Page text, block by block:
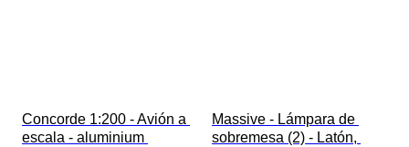
Concorde 1:200 - Avión a
escala - aluminium
Massive - Lámpara de
sobremesa (2) - Latón,